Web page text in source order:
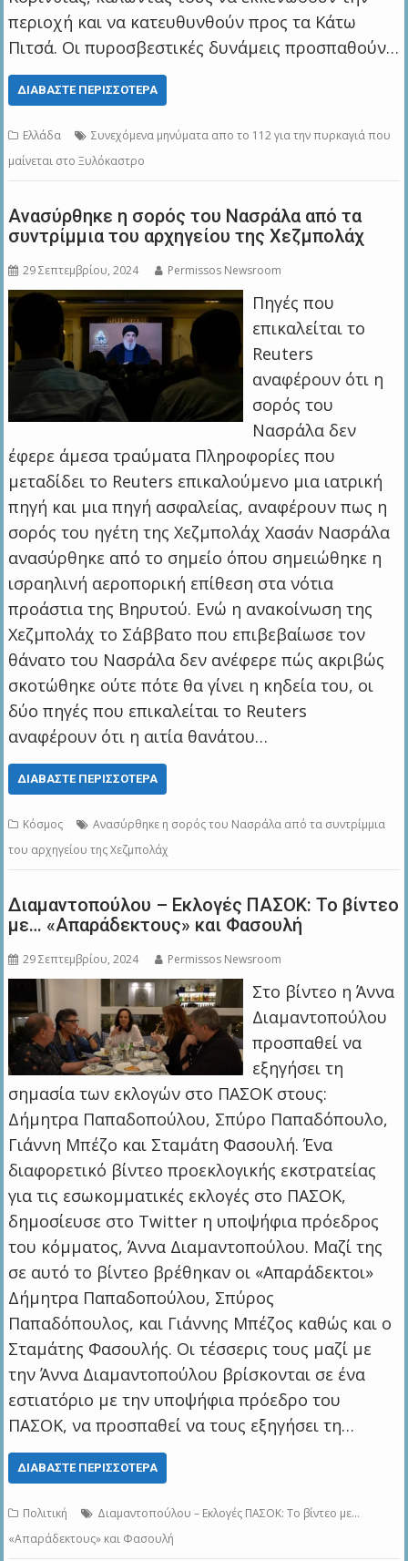
περιοχή και να κατευθυνθούν προς τα Κάτω
Πιτσά. Οι πυροσβεστικές δυνάμεις προσπαθούν…
ΔΙΑΒΆΣΤΕ ΠΕΡΙΣΣΌΤΕΡΑ
Ελλάδα
Συνεχόμενα μηνύματα απο το 112 για την πυρκαγιά που
μαίνεται στο Ξυλόκαστρο
Ανασύρθηκε η σορός του Νασράλα από τα
συντρίμμια του αρχηγείου της Χεζμπολάχ
29 Σεπτεμβρίου, 2024 Permissos Newsroom
Πηγές που
επικαλείται το
Reuters
αναφέρουν ότι η
σορός του
Νασράλα δεν
έφερε άμεσα τραύματα Πληροφορίες που
μεταδίδει το Reuters επικαλούμενο μια ιατρική
πηγή και μια πηγή ασφαλείας, αναφέρουν πως η
σορός του ηγέτη της Χεζμπολάχ Χασάν Νασράλα
ανασύρθηκε από το σημείο όπου σημειώθηκε η
ισραηλινή αεροπορική επίθεση στα νότια
προάστια της Βηρυτού. Ενώ η ανακοίνωση της
Χεζμπολάχ το Σάββατο που επιβεβαίωσε τον
θάνατο του Νασράλα δεν ανέφερε πώς ακριβώς
σκοτώθηκε ούτε πότε θα γίνει η κηδεία του, οι
δύο πηγές που επικαλείται το Reuters
αναφέρουν ότι η αιτία θανάτου…
ΔΙΑΒΆΣΤΕ ΠΕΡΙΣΣΌΤΕΡΑ
Κόσμος
Ανασύρθηκε η σορός του Νασράλα από τα συντρίμμια
του αρχηγείου της Χεζμπολάχ
Διαμαντοπούλου – Εκλογές ΠΑΣΟΚ: Το βίντεο
με… «Απαράδεκτους» και Φασουλή
29 Σεπτεμβρίου, 2024 Permissos Newsroom
Στο βίντεο η Άννα
Διαμαντοπούλου
προσπαθεί να
εξηγήσει τη
σημασία των εκλογών στο ΠΑΣΟΚ στους:
Δήμητρα Παπαδοπούλου, Σπύρο Παπαδόπουλο,
Γιάννη Μπέζο και Σταμάτη Φασουλή. Ένα
διαφορετικό βίντεο προεκλογικής εκστρατείας
για τις εσωκομματικές εκλογές στο ΠΑΣΟΚ,
δημοσίευσε στο Twitter η υποψήφια πρόεδρος
του κόμματος, Άννα Διαμαντοπούλου. Μαζί της
σε αυτό το βίντεο βρέθηκαν οι «Απαράδεκτοι»
Δήμητρα Παπαδοπούλου, Σπύρος
Παπαδόπουλος, και Γιάννης Μπέζος καθώς και ο
Σταμάτης Φασουλής. Οι τέσσερις τους μαζί με
την Άννα Διαμαντοπούλου βρίσκονται σε ένα
εστιατόριο με την υποψήφια πρόεδρο του
ΠΑΣΟΚ, να προσπαθεί να τους εξηγήσει τη…
ΔΙΑΒΆΣΤΕ ΠΕΡΙΣΣΌΤΕΡΑ
Πολιτική
Διαμαντοπούλου – Εκλογές ΠΑΣΟΚ: Το βίντεο με…
«Απαράδεκτους» και Φασουλή